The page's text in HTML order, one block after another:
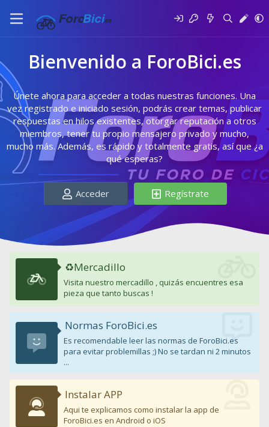
Bienvenido a ForoBici.es
Únete ahora para acceder a todas nuestras funciones. Una
vez registrado e iniciado sesión, podrás crear temas, publicar
respuestas en hilos existentes, otorgar reputación a otros
miembros, tener tu propio mensajero privado y mucho,
mucho más. Además, es rápido y totalmente gratis, así que ¿a
qué esperas?
Acceder Regístrate
♻️Mercadillo
Visita nuestro mercadillo , quizás encuentres esa
pieza que tanto buscas !
Normas ForoBici.es
Es recomendable leer las normas de ForoBici.es
para evitar problemillas ;) No se tardan ni 2 minutos
...
Instalar APP
Aqui te explicamos como instalar la app de
ForoBici.es en Android o iOS